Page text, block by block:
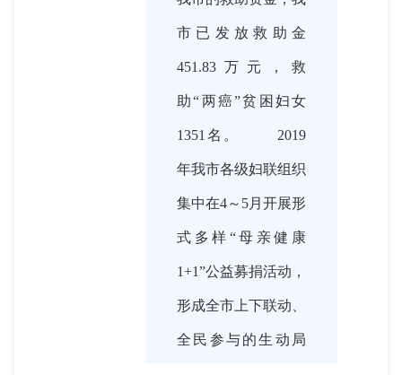
市已发放救助金
451.83万元，救
助“两癌”贫困妇女
1351名。 2019
年我市各级妇联组织
集中在4～5月开展形
式多样“母亲健康
1+1”公益募捐活动，
形成全市上下联动、
全民参与的生动局